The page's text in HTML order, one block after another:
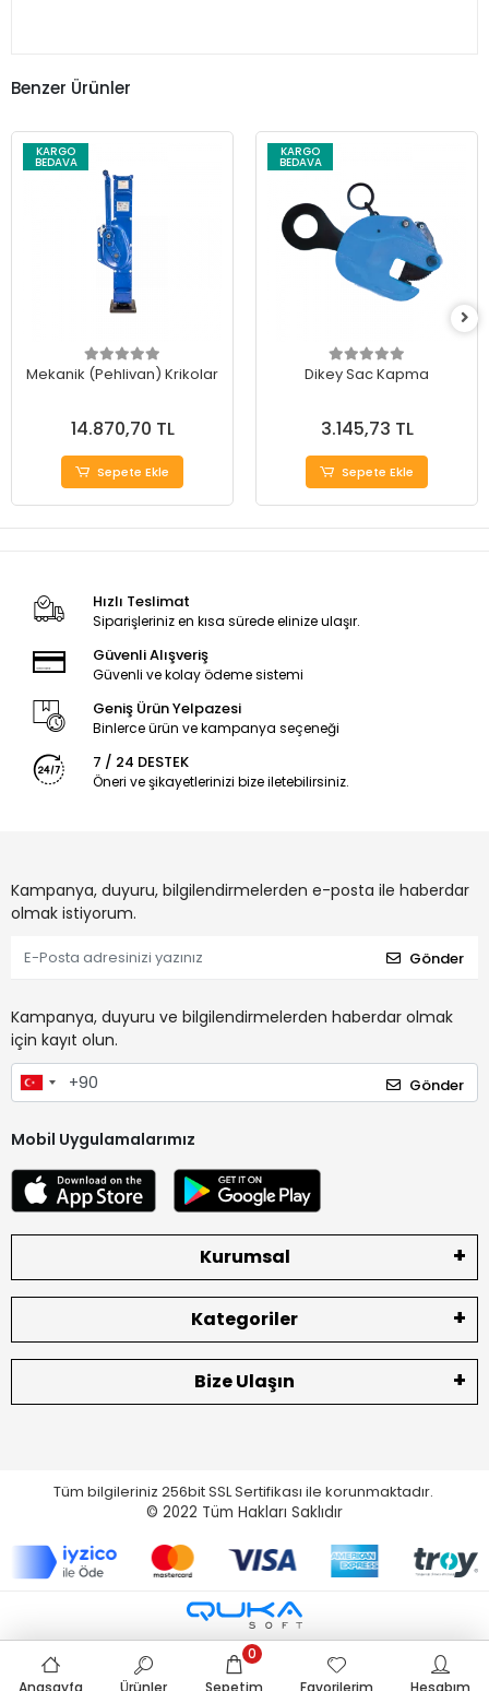
Benzer Ürünler
KARGO
BEDAVA
Mekanik (Pehlivan) Krikolar
14.870,70 TL
Sepete Ekle
KARGO
BEDAVA
Dikey Sac Kapma
3.145,73 TL
Sepete Ekle
Hızlı Teslimat
Siparişleriniz en kısa sürede elinize ulaşır.
Güvenli Alışveriş
Güvenli ve kolay ödeme sistemi
Geniş Ürün Yelpazesi
Binlerce ürün ve kampanya seçeneği
7 / 24 DESTEK
Öneri ve şikayetlerinizi bize iletebilirsiniz.
Kampanya, duyuru, bilgilendirmelerden e-posta ile haberdar
olmak istiyorum.
Gönder
Kampanya, duyuru ve bilgilendirmelerden haberdar olmak
için kayıt olun.
Gönder
Mobil Uygulamalarımız
Kurumsal
Kategoriler
Bize Ulaşın
Tüm bilgileriniz 256bit SSL Sertifikası ile korunmaktadır.
© 2022 Tüm Hakları Saklıdır
Anasayfa Ürünler Sepetim
0
Favorilerim
Hesabım